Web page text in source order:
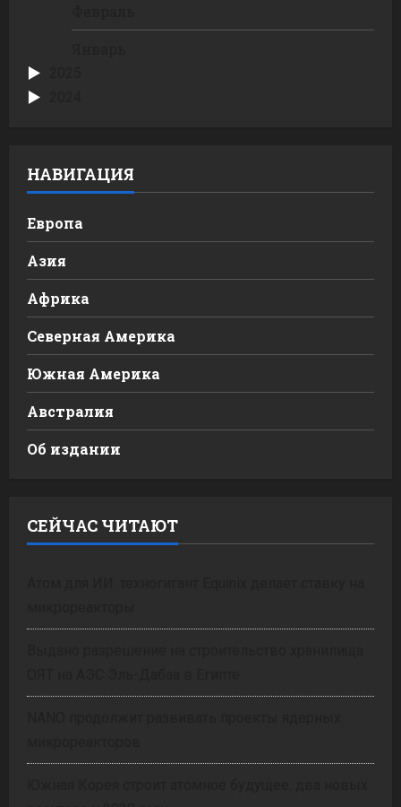
НАВИГАЦИЯ
Европа
Азия
Африка
Северная Америка
Южная Америка
Австралия
Об издании
СЕЙЧАС ЧИТАЮТ